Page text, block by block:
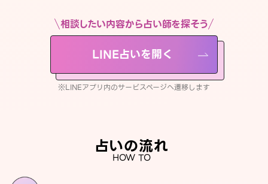
相談したい内容から占い師を探そう
LINE占いを開く
※LINEアプリ内のサービスページへ遷移します
占いの流れ
HOW TO